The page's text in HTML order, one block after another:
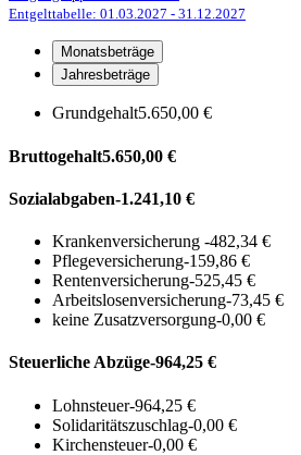
Entgelttabelle: 01.03.2027 - 31.12.2027
Monatsbeträge
Jahresbeträge
Grundgehalt5.650,00 €
Bruttogehalt5.650,00 €
Sozialabgaben-1.241,10 €
Krankenversicherung -482,34 €
Pflegeversicherung-159,86 €
Rentenversicherung-525,45 €
Arbeitslosenversicherung-73,45 €
keine Zusatzversorgung-0,00 €
Steuerliche Abzüge-964,25 €
Lohnsteuer-964,25 €
Solidaritätszuschlag-0,00 €
Kirchensteuer-0,00 €